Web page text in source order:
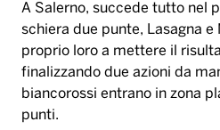
A Salerno, succede tutto nel
schiera due punte, Lasagna e
proprio loro a mettere il
finalizzando due azioni da
biancorossi entrano in zona
punti.